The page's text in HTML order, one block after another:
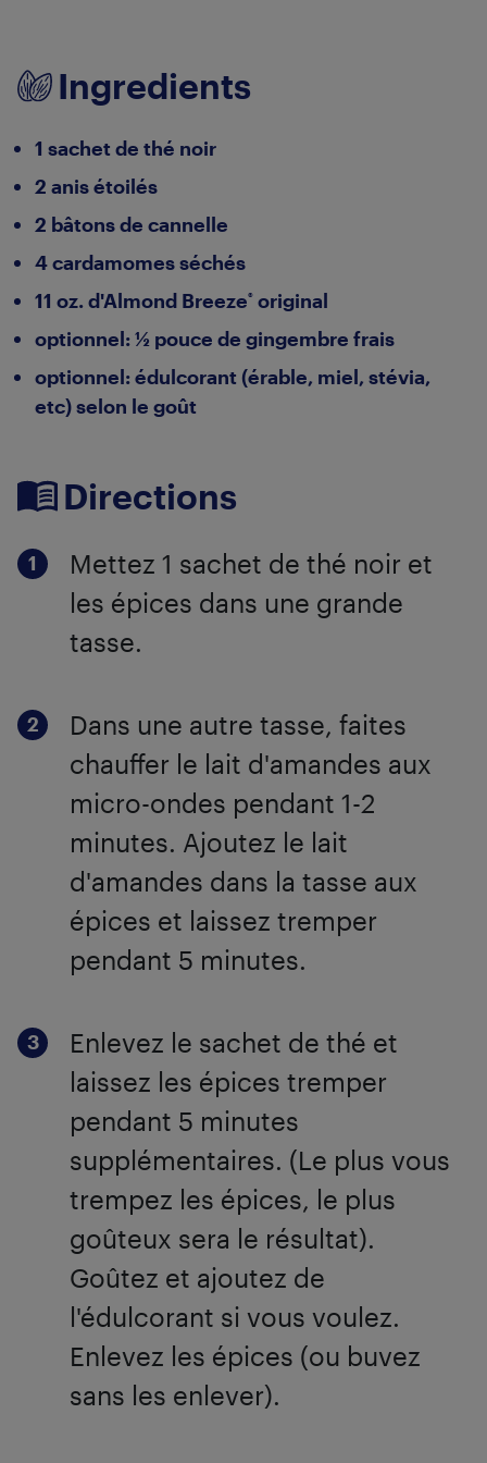
Ingredients
1 sachet de thé noir
2 anis étoilés
2 bâtons de cannelle
4 cardamomes séchés
11 oz. d'Almond Breeze® original
optionnel: ½ pouce de gingembre frais
optionnel: édulcorant (érable, miel, stévia,
etc) selon le goût
Directions
Mettez 1 sachet de thé noir et
les épices dans une grande
tasse.
Dans une autre tasse, faites
chauffer le lait d'amandes aux
micro-ondes pendant 1-2
minutes. Ajoutez le lait
d'amandes dans la tasse aux
épices et laissez tremper
pendant 5 minutes.
Enlevez le sachet de thé et
laissez les épices tremper
pendant 5 minutes
supplémentaires. (Le plus vous
trempez les épices, le plus
goûteux sera le résultat).
Goûtez et ajoutez de
l'édulcorant si vous voulez.
Enlevez les épices (ou buvez
sans les enlever).